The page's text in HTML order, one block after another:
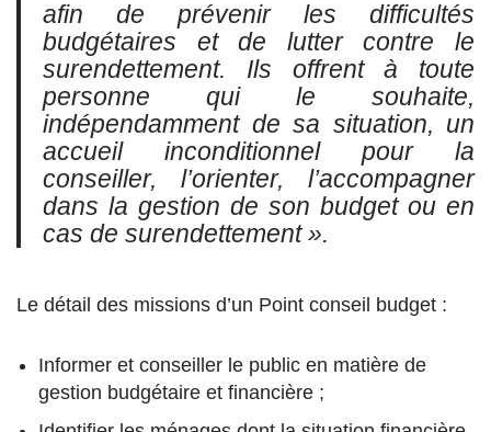
afin de prévenir les difficultés
budgétaires et de lutter contre le
surendettement. Ils offrent à toute
personne qui le souhaite,
indépendamment de sa situation, un
accueil inconditionnel pour la
conseiller, l’orienter, l’accompagner
dans la gestion de son budget ou en
cas de surendettement ».
Le détail des missions d’un Point conseil budget :
Informer et conseiller le public en matière de
gestion budgétaire et financière ;